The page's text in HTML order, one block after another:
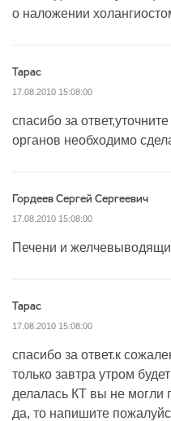
о наложении
Тарас
17.08.2010 15:08:00
спасибо за
органов необходимо
Гордеев Сергей Сергеевич
17.08.2010 15:08:00
Печени и
Тарас
17.08.2010 15:08:00
спасибо за ответ.к
только завтра утром
делалась КТ вы не могли
да, то напишите